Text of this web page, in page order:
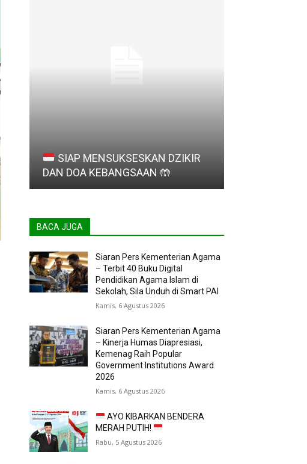
SIAP MENSUKSESKAN DZIKIR
DAN DOA KEBANGSAAN 🤲
BACA JUGA
Siaran Pers Kementerian Agama
– Terbit 40 Buku Digital
Pendidikan Agama Islam di
Sekolah, Sila Unduh di Smart PAI
Kamis, 6 Agustus 2026
Siaran Pers Kementerian Agama
– Kinerja Humas Diapresiasi,
Kemenag Raih Popular
Government Institutions Award
2026
Kamis, 6 Agustus 2026
AYO KIBARKAN BENDERA
MERAH PUTIH!
Rabu, 5 Agustus 2026